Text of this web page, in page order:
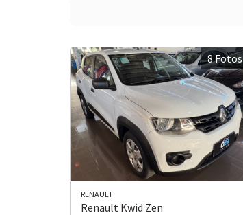
8 Fotos
RENAULT
Renault Kwid Zen